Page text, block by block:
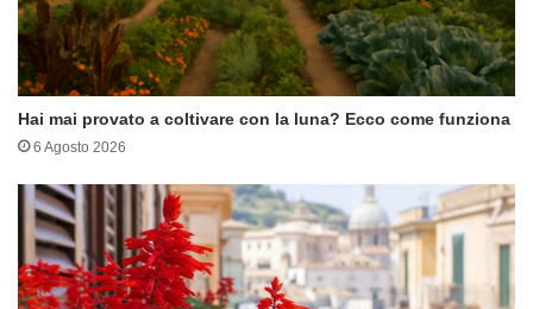
Hai mai provato a coltivare con la luna? Ecco come funziona
6 Agosto 2026